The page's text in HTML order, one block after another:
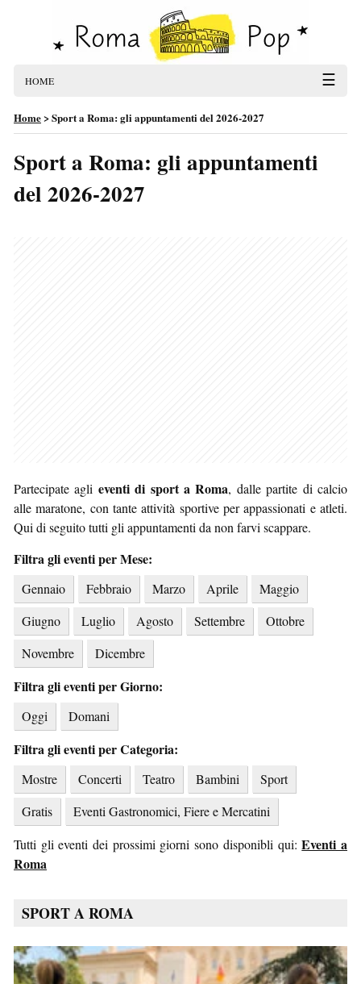
HOME ☰
Home>Sport a Roma: gli appuntamenti del 2026-2027
Sport a Roma: gli appuntamenti
del 2026-2027
Partecipate agli eventi di sport a Roma, dalle partite di calcio
alle maratone, con tante attività sportive per appassionati e atleti.
Qui di seguito tutti gli appuntamenti da non farvi scappare.
Filtra gli eventi per Mese:
Gennaio Febbraio Marzo Aprile
Maggio
Giugno
Luglio Agosto Settembre
Ottobre
Novembre
Dicembre
Filtra gli eventi per Giorno:
Oggi Domani
Filtra gli eventi per Categoria:
Mostre Concerti Teatro Bambini
Sport
Gratis
Eventi Gastronomici, Fiere e Mercatini
Tutti gli eventi dei prossimi giorni sono disponibli qui:Eventi a
Roma
SPORT A ROMA